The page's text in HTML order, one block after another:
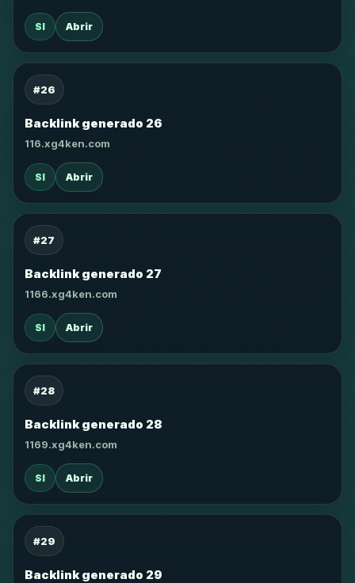
SI Abrir
#26
Backlink generado 26
116.xg4ken.com
SI Abrir
#27
Backlink generado 27
1166.xg4ken.com
SI Abrir
#28
Backlink generado 28
1169.xg4ken.com
SI Abrir
#29
Backlink generado 29